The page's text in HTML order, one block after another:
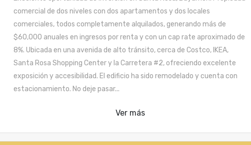
comercial de dos niveles con dos apartamentos y dos locales
comerciales, todos completamente alquilados, generando más de
$60,000 anuales en ingresos por renta y con un cap rate aproximado de
8%. Ubicada en una avenida de alto tránsito, cerca de Costco, IKEA,
Santa Rosa Shopping Center y la Carretera #2, ofreciendo excelente
exposición y accesibilidad. El edificio ha sido remodelado y cuenta con
estacionamiento. No deje pasar...
Ver más